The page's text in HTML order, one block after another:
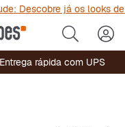
Descobre já os looks
Entrega rápida com UPS